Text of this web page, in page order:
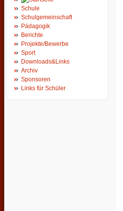
Schule
Schulgemeinschaft
Pädagogik
Berichte
Projekte/Bewerbe
Sport
Downloads&Links
Archiv
Sponsoren
Links für Schüler